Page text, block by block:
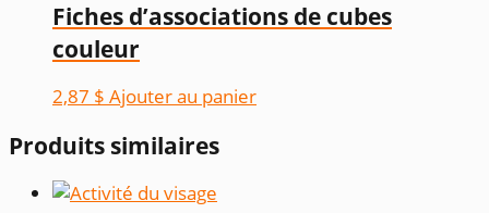
Fiches d’associations de cubes
couleur
2,87 $ Ajouter au panier
Produits similaires